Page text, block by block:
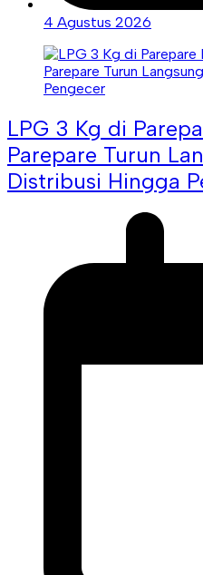
4 Agustus 2026
LPG 3 Kg di
Parepare Turun
Distribusi Hingga